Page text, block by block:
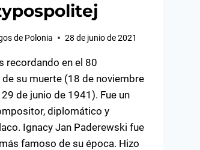
de Polonia 28 de junio de 2021
recordando en el 80
de su muerte (18 de noviembre
de junio de 1941). Fue un
diplomático y
Ignacy Jan Paderewski fue
famoso de su época. Hizo